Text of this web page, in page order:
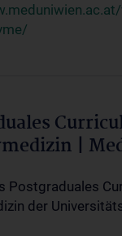
|
Postgraduales
der